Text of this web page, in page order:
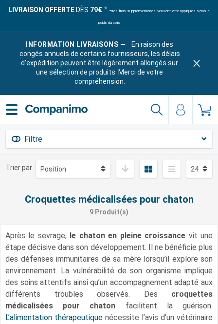
LIVRAISON OFFERTE DÈS 79€ *des frais supplémentaires peuvent être appliqués selon le
poids du colis
INFORMATION LIVRAISONS —
En raison des
congés annuels de certains fournisseurs, les délais
d'expédition peuvent être légèrement allongés sur
une sélection de produits. Merci de votre
compréhension.
Filtre
Trier par
Croquettes médicalisées pour chaton
9 Produit(s)
Après le sevrage,le chaton en pleine croissance vit une
étape décisive dans son développement. Il ne bénéficie plus
des défenses immunitaires de sa mère lorsqu’il explore son
environnement. La vulnérabilité de son organisme implique
des soins attentifs ainsi qu’un accompagnement adapté aux
différents troubles observés. Des croquettes
médicalisées pour chaton facilitent la guérison.
L’alimentation thérapeutique nécessite l’avis d’un vétérinaire